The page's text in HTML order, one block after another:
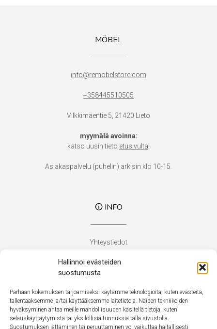
Hallinnoi evästeiden
suostumusta
Parhaan kokemuksen tarjoamiseksi käytämme teknologioita, kuten evästeitä,
tallentaaksemme ja/tai käyttääksemme laitetietoja. Näiden tekniikoiden
hyväksyminen antaa meille mahdollisuuden käsitellä tietoja, kuten
selauskäyttäytymistä tai yksilöllisiä tunnuksia tällä sivustolla.
Suostumuksen jättäminen tai peruuttaminen voi vaikuttaa haitallisesti
MÖBEL
info@remobelstore.com
+358445510505
Vilkkimäentie 5, 21420 Lieto
myymälä avoinna:
katso uusin tieto etusivulta!
Asiakaspalvelu (puhelin) arkisin klo 10-15.
🛈 INFO
Yhteystiedot
Toimitusehdot
Tietosuojaseloste
Suomi